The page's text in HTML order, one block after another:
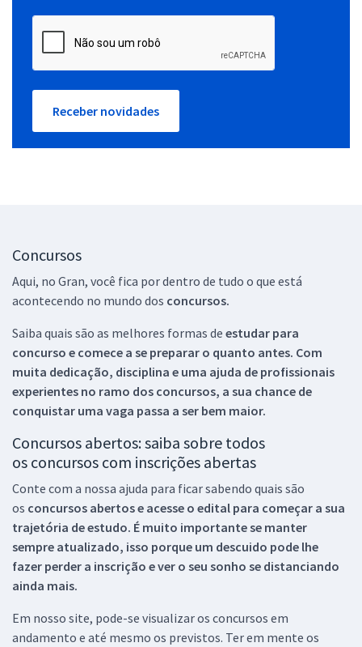
Receber novidades
Concursos
Aqui, no Gran, você fica por dentro de tudo o que está
acontecendo no mundo dos concursos.
Saiba quais são as melhores formas de estudar para
concurso e comece a se preparar o quanto antes. Com
muita dedicação, disciplina e uma ajuda de profissionais
experientes no ramo dos concursos, a sua chance de
conquistar uma vaga passa a ser bem maior.
Concursos abertos: saiba sobre todos
os concursos com inscrições abertas
Conte com a nossa ajuda para ficar sabendo quais são
os concursos abertos e acesse o edital para começar a sua
trajetória de estudo. É muito importante se manter
sempre atualizado, isso porque um descuido pode lhe
fazer perder a inscrição e ver o seu sonho se distanciando
ainda mais.
Em nosso site, pode-se visualizar os concursos em
andamento e até mesmo os previstos. Ter em mente os